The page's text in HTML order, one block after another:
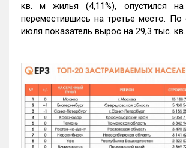
кв. м жилья (4,11%), опустился
переместившись на третье место. По
июля показатель вырос на 29,3 тыс.